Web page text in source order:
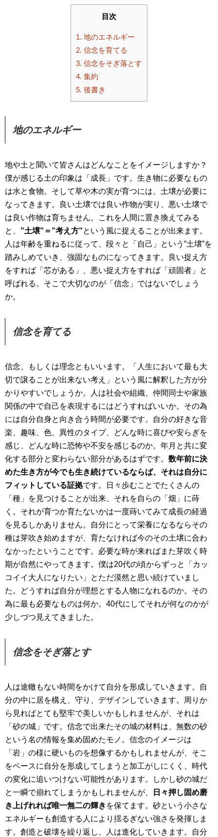
目次
1. 地のエネルギー
2. 信念を育てる
3. 信念をそぎ落とす
4. 集約
5. 後書き
地のエネルギー
地や土と聞いて皆さんはどんなことをイメージしますか？
僕が感じる土の印象は「成長」です。生き物に必要なもの
は水と食物。そして草や木の実が育つには、土壌が必要に
なってきます。良い土壌では良い作物が実り、悪い土壌で
は良い作物は育ちません。これを人間に置き換えてみる
と、 ”土壌”＝”考え方”という風に捉えることが出来ます。
人は年齢を重ねるに従って、段々と「自己」という”土壌”を
踏みしめていき、強固なものになってきます。良い捉え方
をすれば「芯がある」、悪い捉え方をすれば「頑固者」と
呼ばれる。そこで大切なのが「信念」ではないでしょう
か。
信念を育てる
信念、もしくは理念ともいいます。「人生において最も大
切で譲ることが出来ない考え」という風に解釈した方が分
かりやすいでしょうか。人は社会や組織、仲間同士や家族
関係の中で自己を表現するにはどうすればいいか。その為
には自分自身と向き合う時間が必要です。自分の好きな音
楽、趣味、色、異性のタイプ、どんな時に喜びや安らぎを
感じ、どんな時に恐怖や不安を感じるのか。年月と共に変
化する部分と変わらない部分があるはずです。 数年前に決
めた生き方が今でも生き続けているならば、それは自分に
フィットしている証拠です。日々歩むことでたくさんの
「種」を見つけることが出来、それを自らの「畑」に蒔
く。それが育つか育たないかは一度蒔いてみて成長の経過
を見るしかありません。自分にとって栄養になるならその
種は芽吹き始めますが、育たなければ今のその土壌に合わ
なかったということです。必要な時が来ればまた芽吹く時
期が自然にやってきます。僕は20代の頃からずっと「カッ
コイイ大人になりたい」とただ漠然と思い続けていまし
た。どうすれば自分が理想とする人物になれるのか。その
為に最も必要なものは何か。40代にしてそれが何なのかが
少しづつ見えてきました。
信念をそぎ落とす
人は途轍もない時間をかけて自分を形成していきます。自
分の中に居を構え、守り、デザインしていきます。周りか
ら見ればとても堅牢で美しいかもしれませんが、それは
「砂の城」です。信念で出来たその城の材料は、無数の砂
という名の情報を集め固めたモノ。信念のイメージは
「岩」の様に硬いものを想像するかもしれませんが、そこ
をベースに自分を形成してしまうと加工がしにくく、時代
の変化に追いつけない可能性があります。しかし砂の城だ
と一瞬で崩れてしまうかもしれませんが、
日々押し固め磨
き上げれれば唯一無二の輝き を保てます。砂という小さな
エネルギーも創造する人により揺るぎない強さを発揮しま
す。創造と破壊を繰り返し、人は進化していきます。自分